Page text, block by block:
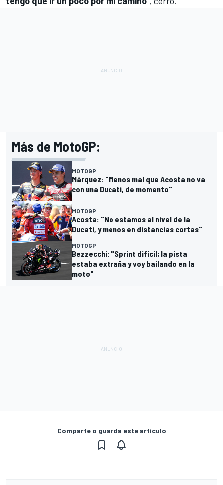
Más de MotoGP:
MOTOGP
Márquez: "Menos mal que Acosta no va
con una Ducati, de momento"
MOTOGP
Acosta: "No estamos al nivel de la
Ducati, y menos en distancias cortas"
MOTOGP
Bezzecchi: "Sprint difícil; la pista
estaba extraña y voy bailando en la
moto"
Comparte o guarda este artículo